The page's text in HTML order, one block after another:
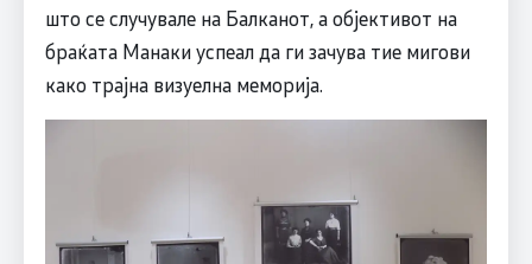
што се случувале на Балканот, а објективот на
браќата Манаки успеал да ги зачува тие мигови
како трајна визуелна меморија.